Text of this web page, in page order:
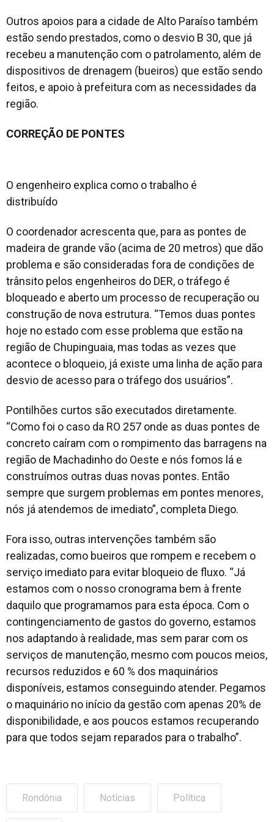
Outros apoios para a cidade de Alto Paraíso também
estão sendo prestados, como o desvio B 30, que já
recebeu a manutenção com o patrolamento, além de
dispositivos de drenagem (bueiros) que estão sendo
feitos, e apoio à prefeitura com as necessidades da
região.
CORREÇÃO DE PONTES
O engenheiro explica como o trabalho é
distribuído
O coordenador acrescenta que, para as pontes de
madeira de grande vão (acima de 20 metros) que dão
problema e são consideradas fora de condições de
trânsito pelos engenheiros do DER, o tráfego é
bloqueado e aberto um processo de recuperação ou
construção de nova estrutura. “Temos duas pontes
hoje no estado com esse problema que estão na
região de Chupinguaia, mas todas as vezes que
acontece o bloqueio, já existe uma linha de ação para
desvio de acesso para o tráfego dos usuários”.
Pontilhões curtos são executados diretamente.
“Como foi o caso da RO 257 onde as duas pontes de
concreto caíram com o rompimento das barragens na
região de Machadinho do Oeste e nós fomos lá e
construímos outras duas novas pontes. Então
sempre que surgem problemas em pontes menores,
nós já atendemos de imediato”, completa Diego.
Fora isso, outras intervenções também são
realizadas, como bueiros que rompem e recebem o
serviço imediato para evitar bloqueio de fluxo. “Já
estamos com o nosso cronograma bem à frente
daquilo que programamos para esta época. Com o
contingenciamento de gastos do governo, estamos
nos adaptando à realidade, mas sem parar com os
serviços de manutenção, mesmo com poucos meios,
recursos reduzidos e 60 % dos maquinários
disponíveis, estamos conseguindo atender. Pegamos
o maquinário no início da gestão com apenas 20% de
disponibilidade, e aos poucos estamos recuperando
para que todos sejam reparados para o trabalho”.
Rondônia Notícias Política